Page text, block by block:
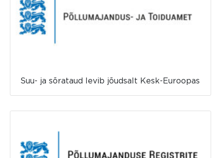
Suu- ja sõrataud levib jõudsalt Kesk-Euroopas